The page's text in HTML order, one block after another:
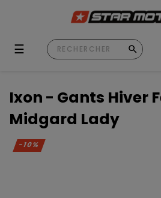
Basculer
☰
Ixon - Gants Hiver
Midgard Lady
-10%